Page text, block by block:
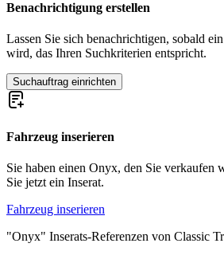
Benachrichtigung erstellen
Lassen Sie sich benachrichtigen, sobald
wird, das Ihren Suchkriterien entspricht.
Suchauftrag einrichten
Fahrzeug inserieren
Sie haben einen Onyx, den Sie verkaufen
Sie jetzt ein Inserat.
Fahrzeug inserieren
"Onyx" Inserats-Referenzen von Classic